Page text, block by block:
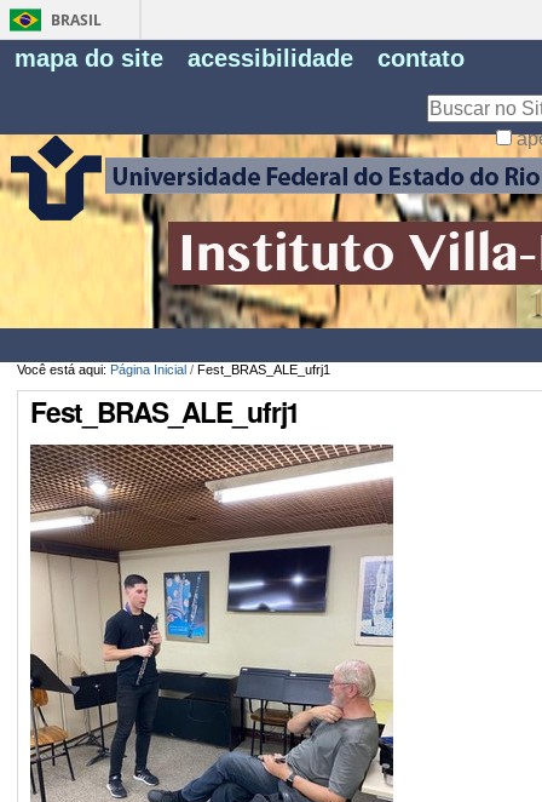
BRASIL
mapa do site acessibilidade contato
Você está aqui: Página Inicial / Fest_BRAS_ALE_ufrj1
Fest_BRAS_ALE_ufrj1